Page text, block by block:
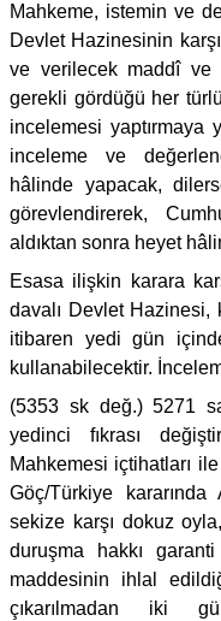
Mahkeme, istemin ve
Devlet Hazinesinin
ve verilecek maddî ve
gerekli gördüğü her
incelemesi yaptırmaya
inceleme ve
hâlinde yapacak,
görevlendirerek,
aldıktan sonra heyet
Esasa ilişkin karara
davalı Devlet Hazinesi,
itibaren yedi gün
kullanabilecektir.
(5353 sk değ.) 5271
yedinci fıkrası
Mahkemesi içtihatları
Göç/Türkiye
sekize karşı dokuz
duruşma hakkı
maddesinin ihlal
çıkarılmadan iki